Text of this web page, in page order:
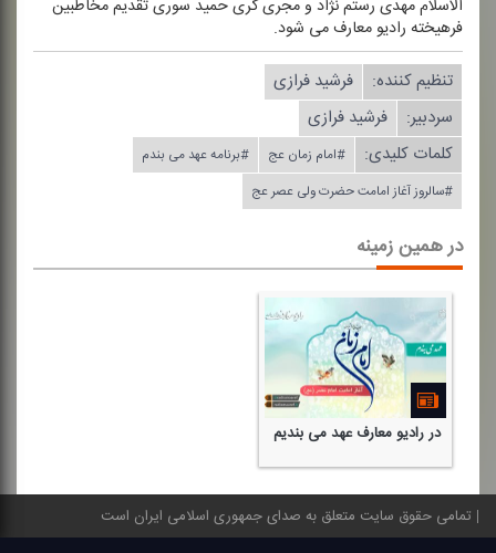
الاسلام مهدی رستم نژاد و مجری گری حمید سوری تقدیم مخاطبین
فرهیخته رادیو معارف می شود.
تنظیم كننده:
فرشید فرازی
سردبیر:
فرشید فرازی
کلمات کلیدی:
#امام زمان عج
#برنامه عهد می بندم
#سالروز آغاز امامت حضرت ولی عصر عج
در همین زمینه
در رادیو معارف عهد می بندیم
تمامی حقوق سایت متعلق به صدای جمهوری اسلامی ایران است